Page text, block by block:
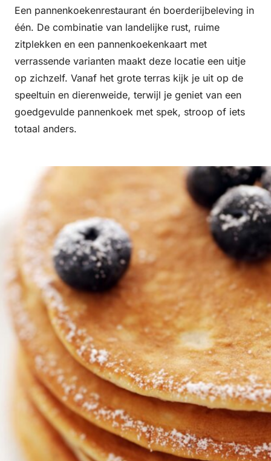
Een pannenkoekenrestaurant én boerderijbeleving in
één. De combinatie van landelijke rust, ruime
zitplekken en een pannenkoekenkaart met
verrassende varianten maakt deze locatie een uitje
op zichzelf. Vanaf het grote terras kijk je uit op de
speeltuin en dierenweide, terwijl je geniet van een
goedgevulde pannenkoek met spek, stroop of iets
totaal anders.